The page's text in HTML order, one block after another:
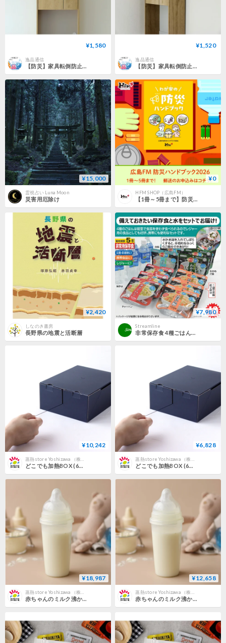
¥1,580
逸品通信
【防災】家具転倒防止伸縮棒SSサイズ
¥1,520
逸品通信
【防災】家具転倒防止伸縮棒SSSサイズ
¥15,000
霊視占い Luna Moon
災害用厄除け
¥0
HFM SHOP（広島FM）
【1冊～5冊まで】防災ハンドブック2026｢わが家の防災ハンドブック｣
¥2,420
しなのき書房
長野県の地震と活断層
¥7,980
Streamline
非常保存食 4種ごはんセット
¥10,242
どこでも加熱BOX (6個入) ×3ｹｰｽ
¥6,828
どこでも加熱BOX (6個入) ×2ｹｰｽ
¥18,987
蒸熱store Yoshizawa （株式会社ヨシザワ 公式オンラインストア）
赤ちゃんのミルク沸かし (5回分×3セット)
¥12,658
蒸熱store Yoshizawa （株式会社ヨシザワ 公式オンラインストア）
赤ちゃんのミルク沸かし (5回分×２セット)